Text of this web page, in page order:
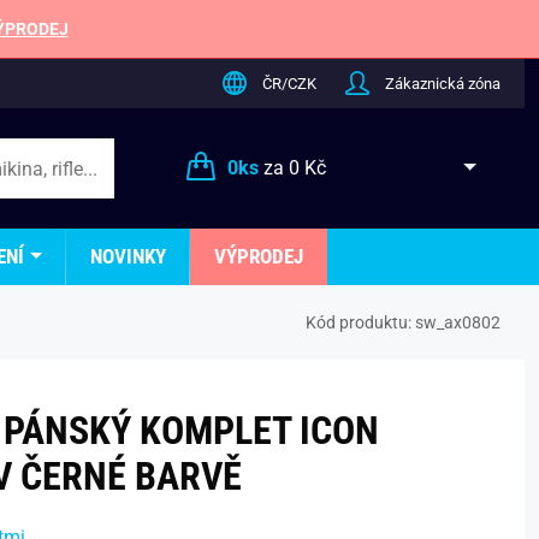
ČR/CZK Zákaznická zóna
0ksza 0 Kč
NOVINKY VÝPRODEJ
Kód produktu: sw_ax0802
KOMPLET ICON
ČERNÉ BARVĚ